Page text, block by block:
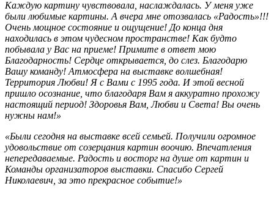
Каждую картину чувствовала, наслаждалась. У меня уже
были любимые картины. А вчера мне отозвалась «Радость»!!!
Очень мощное состояние и ощущение! До конца дня
находилась в этом чудесном пространстве! Как будто
побывала у Вас на приеме! Примите в ответ мою
Благодарность! Сердце открывается, до слез. Благодарю
Вашу команду! Атмосфера на выставке волшебная!
Территория Любви! Я с Вами с 1995 года. И этой весной
пришло осознание, что благодаря Вам я аккуратно прохожу
настоящий период! Здоровья Вам, Любви и Света! Вы очень
нужны нам!»
«Были сегодня на выставке всей семьей. Получили огромное
удовольствие от созерцания картин воочию. Впечатления
непередаваемые. Радость и восторг на душе от картин и
Команды организаторов выставки. Спасибо Сергей
Николаевич, за это прекрасное событие!»